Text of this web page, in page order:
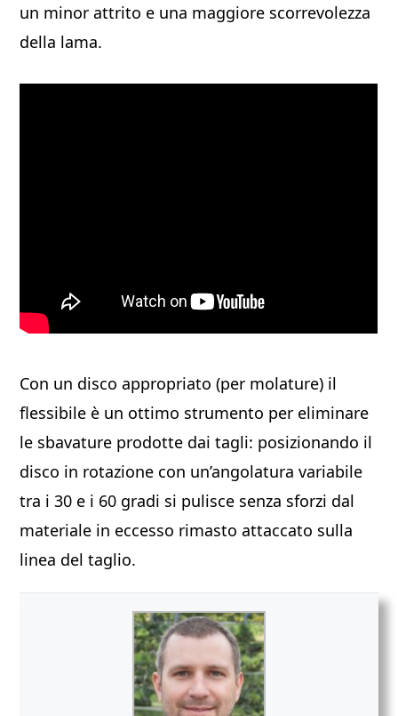
un minor attrito e una maggiore scorrevolezza
della lama.
Con un disco appropriato (per molature) il
flessibile è un ottimo strumento per eliminare
le sbavature prodotte dai tagli: posizionando il
disco in rotazione con un’angolatura variabile
tra i 30 e i 60 gradi si pulisce senza sforzi dal
materiale in eccesso rimasto attaccato sulla
linea del taglio.